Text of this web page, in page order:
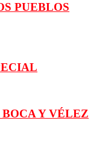
PUEBLOS
Y VÉLEZ